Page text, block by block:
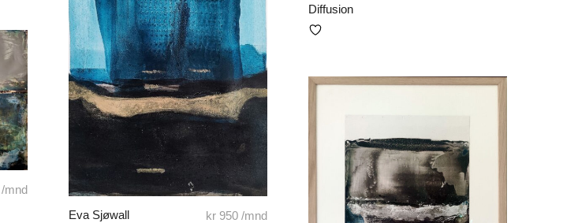
Diffusion
Eva Sjøwall
kr950/mnd
/mnd